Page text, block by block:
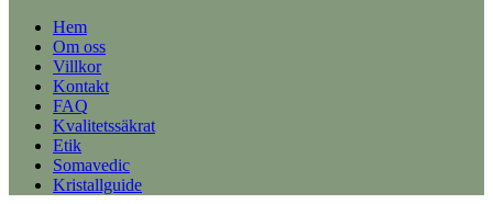
Hem
Om oss
Villkor
Kontakt
FAQ
Kvalitetssäkrat
Etik
Somavedic
Kristallguide